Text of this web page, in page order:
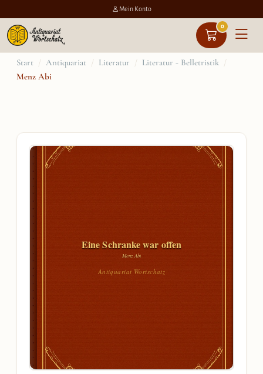
Mein Konto
0
Zum
Inhalt
Start / Antiquariat / Literatur / Literatur - Belletristik /
Menz Abi
Eine Schranke war offen
Menz Abi
Antiquariat Wortschatz